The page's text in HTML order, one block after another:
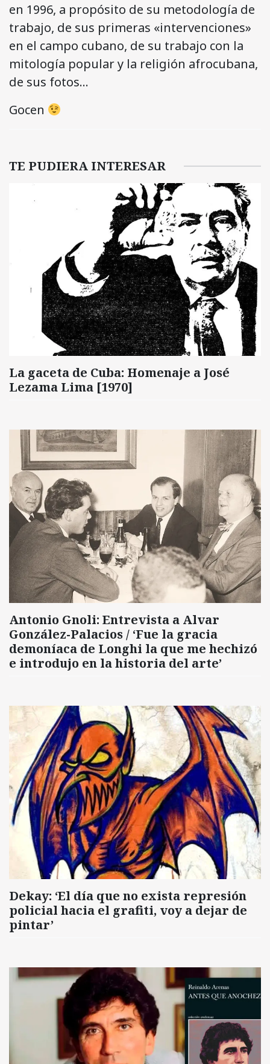
en 1996, a propósito de su metodología de
trabajo, de sus primeras «intervenciones»
en el campo cubano, de su trabajo con la
mitología popular y la religión afrocubana,
de sus fotos…
Gocen
TE PUDIERA INTERESAR
La gaceta de Cuba: Homenaje a José
Lezama Lima [1970]
Antonio Gnoli: Entrevista a Alvar
González-Palacios / ‘Fue la gracia
demoníaca de Longhi la que me hechizó
e introdujo en la historia del arte’
Dekay: ‘El día que no exista represión
policial hacia el grafiti, voy a dejar de
pintar’